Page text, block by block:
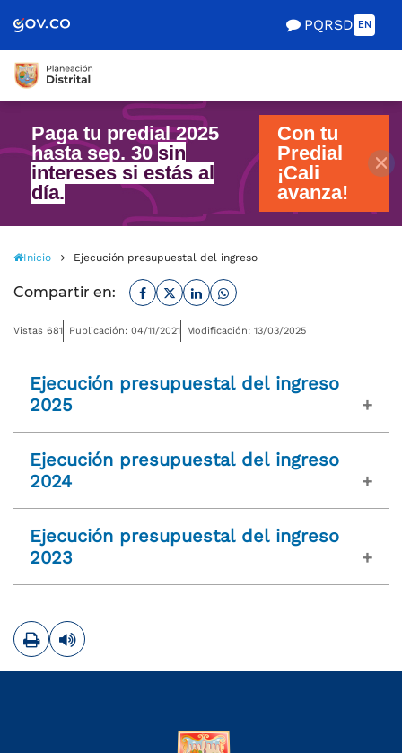
de Gobierno
PQRSD EN
Paga tu predial 2025
hasta sep. 30 sin
intereses si estás al
día.
Con tu
Predial
¡Cali
avanza!
Inicio Ejecución presupuestal del ingreso
Compartir en: Facebook
TwitterLinkedinWhatsapp
Vistas 681 Publicación: 04/11/2021 Modificación: 13/03/2025
Ejecución presupuestal del ingreso
2025
Ejecución presupuestal del ingreso
2024
Ejecución presupuestal del ingreso
2023
ImprimirLeer contenido